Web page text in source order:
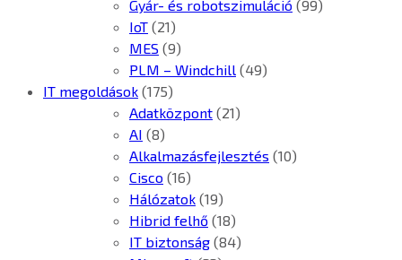
Gyár- és robotszimuláció (99)
IoT (21)
MES (9)
PLM – Windchill (49)
IT megoldások (175)
Adatközpont (21)
AI (8)
Alkalmazásfejlesztés (10)
Cisco (16)
Hálózatok (19)
Hibrid felhő (18)
IT biztonság (84)